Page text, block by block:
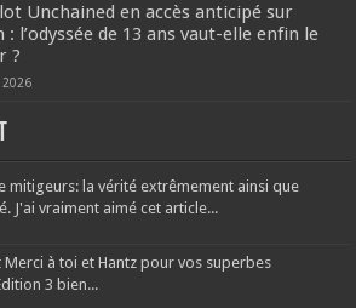
Unchained en accès anticipé sur
: l’odyssée de 13 ans vaut-elle enfin le
?
mitigeurs: la vérité extrêmement ainsi que
J'ai vraiment aimé cet article...
Merci à toi et Hantz pour vos superbes
3 bien...